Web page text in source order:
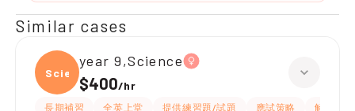
Similar cases
Scien
year 9,Science
$400/hr
長期補習 全英上堂 提供練習題/試題 應試策略
解題思路